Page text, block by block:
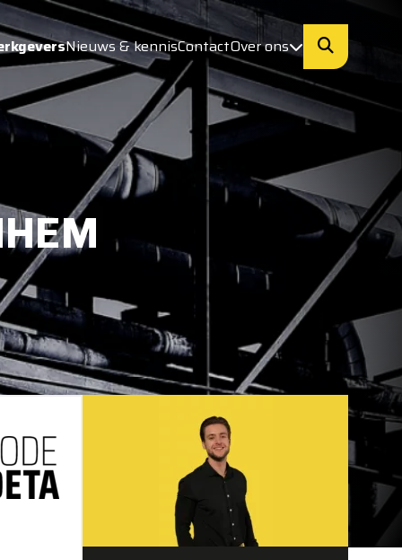
Nieuws & kennisContactOver ons